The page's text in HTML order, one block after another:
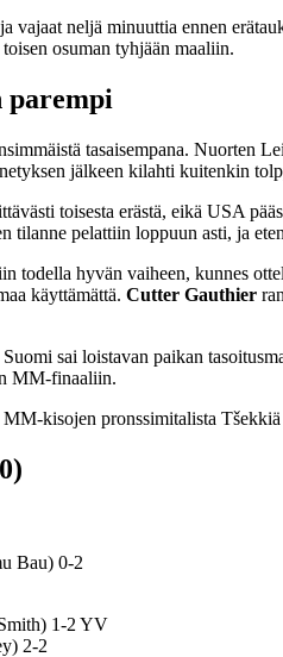
vajaat neljä minuuttia ennen
osuman tyhjään maaliin.
parempi
tasaisempana.
jälkeen kilahti kuitenkin
toisesta erästä, eikä USA
tilanne pelattiin loppuun asti, ja
todella hyvän vaiheen, kunnes
käyttämättä. Cutter Gauthier
sai loistavan paikan
MM-finaaliin.
kisojen pronssimitalista
Bau) 0-2
1-2 YV
2-2